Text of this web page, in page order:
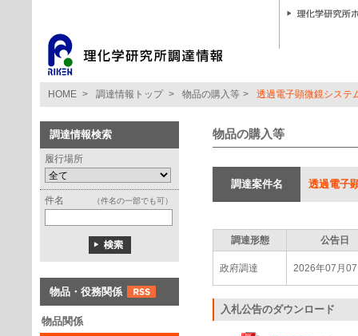
HOME > 調達情報トップ > 物品の購入等 > 透過電子顕微鏡システ
調達情報検索
履行場所
件名 （件名の一部でも可）
物品・役務関係
物品関係
物品の購入等
調達案件名 透過電子
調達形態 公告日
政府調達 2026年07月
入札公告のダウンロード